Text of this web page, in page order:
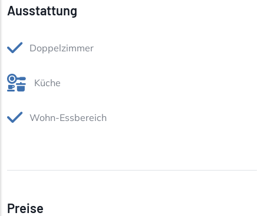
Ausstattung
Doppelzimmer
Küche
Wohn-Essbereich
Preise